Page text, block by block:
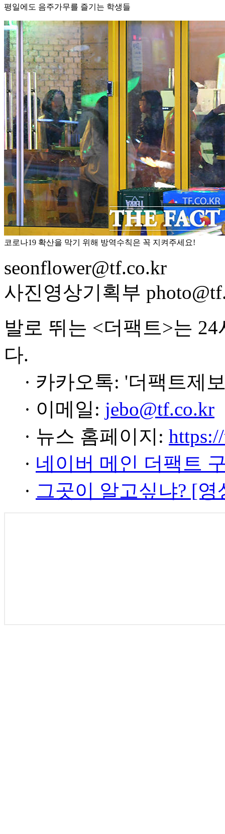
평일에도 음주가무를 즐기는 학생들
코로나19 확산을 막기 위해 방역수칙은 꼭 지켜주세요!
seonflower@tf.co.kr
사진영상기획부
발로 뛰는 <더팩트>는
다.
· 카카오톡: '더팩트제
· 이메일: jebo@tf.co.kr
· 뉴스 홈페이지:
· 네이버 메인 더팩트
· 그곳이 알고싶냐? [